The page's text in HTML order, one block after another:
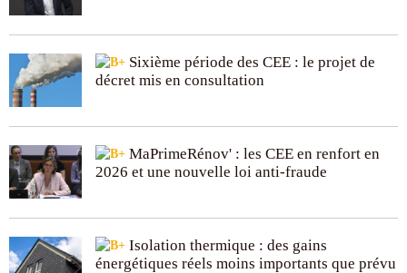
Sixième période des CEE : le projet de
décret mis en consultation
MaPrimeRénov' : les CEE en renfort en
2026 et une nouvelle loi anti-fraude
Isolation thermique : des gains
énergétiques réels moins importants que prévu